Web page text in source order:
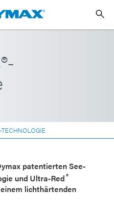
patentierten See-
und Ultra-Red®
lichthärtenden